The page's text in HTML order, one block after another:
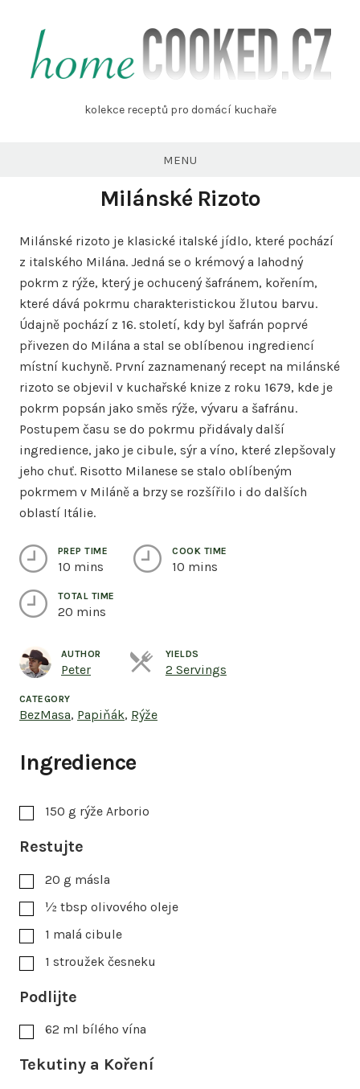
content
homecooked.cz
kolekce receptů pro domácí kuchaře
MENU
Milánské Rizoto
Milánské rizoto je klasické italské jídlo, které pochází
z italského Milána. Jedná se o krémový a lahodný
pokrm z rýže, který je ochucený šafránem, kořením,
které dává pokrmu charakteristickou žlutou barvu.
Údajně pochází z 16. století, kdy byl šafrán poprvé
přivezen do Milána a stal se oblíbenou ingrediencí
místní kuchyně. První zaznamenaný recept na milánské
rizoto se objevil v kuchařské knize z roku 1679, kde je
pokrm popsán jako směs rýže, vývaru a šafránu.
Postupem času se do pokrmu přidávaly další
ingredience, jako je cibule, sýr a víno, které zlepšovaly
jeho chuť. Risotto Milanese se stalo oblíbeným
pokrmem v Miláně a brzy se rozšířilo i do dalších
oblastí Itálie.
PREP TIME
10 mins
COOK TIME
10 mins
TOTAL TIME
20 mins
AUTHOR
Peter
YIELDS
2 ServingsServings
CATEGORY
BezMasa, Papiňák, Rýže
Ingredience
150 g rýže Arborio
Restujte
20 g másla
½ tbsp olivového oleje
1 malá cibule
1 stroužek česneku
Podlijte
62 ml bílého vína
Tekutiny a Koření